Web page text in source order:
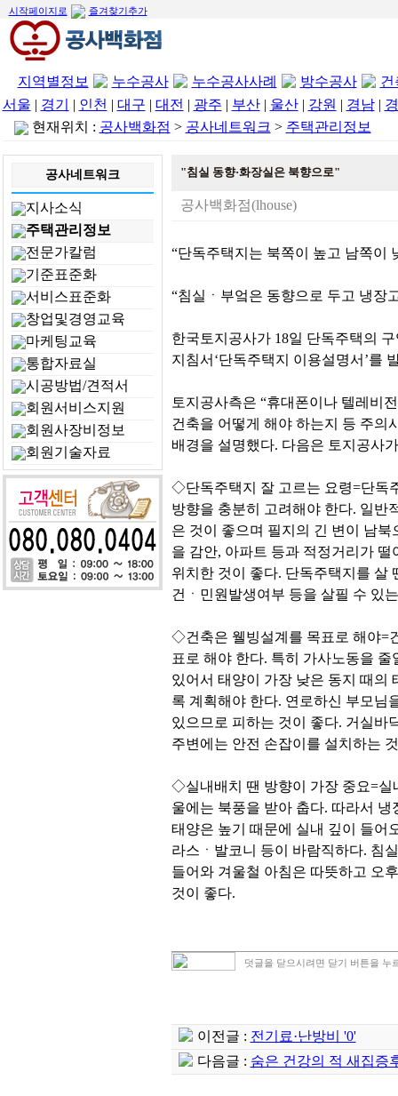
시작페이지로 즐겨찾기추가
지역별정보 누수공사 누수공사사례 방수공사
건
서울 | 경기 | 인천 | 대구 | 대전 | 광주 | 부산| 울산| 강원 | 경남|
현재위치 : 공사백화점 > 공사네트워크 > 주택관리정보
공사네트워크
지사소식
주택관리정보
전문가칼럼
기준표준화
서비스표준화
창업및경영교육
마케팅교육
통합자료실
시공방법/견적서
회원서비스지원
회원사장비정보
회원기술자료
"침실 동향·화장실은 북향으로"
공사백화점(lhouse)
“단독주택지는 북쪽이 높고 남쪽이
“침실ㆍ부엌은 동향으로 두고 냉장
한국토지공사가 18일 단독주택의
지침서‘단독주택지 이용설명서’를
토지공사측은 “휴대폰이나 텔레비
건축을 어떻게 해야 하는지 등 주의
배경을 설명했다. 다음은 토지공사
◇단독주택지 잘 고르는 요령=단독
방향을 충분히 고려해야 한다. 일반
은 것이 좋으며 필지의 긴 변이 남
을 감안, 아파트 등과 적정거리가
위치한 것이 좋다. 단독주택지를 살
건ㆍ민원발생여부 등을 살필 수 있
◇건축은 웰빙설계를 목표로 해야=
표로 해야 한다. 특히 가사노동을
있어서 태양이 가장 낮은 동지 때의
록 계획해야 한다. 연로하신 부모님
있으므로 피하는 것이 좋다. 거실바
주변에는 안전 손잡이를 설치하는
◇실내배치 땐 방향이 가장 중요=실
울에는 북풍을 받아 춥다. 따라서
태양은 높기 때문에 실내 깊이 들어
라스ㆍ발코니 등이 바람직하다. 침
들어와 겨울철 아침은 따뜻하고 오
것이 좋다.
덧글을 닫으시려면 닫기 버튼을 누
이전글 : 전기료·난방비 '0'
다음글 : 숨은 건강의 적 새집증